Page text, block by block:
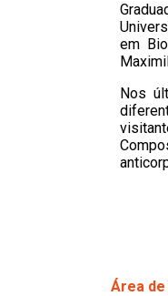
em
Nos
Área